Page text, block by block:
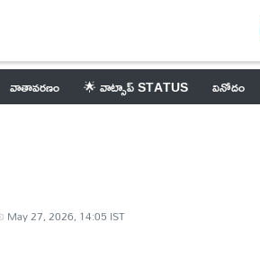
వాతావరణం 🌟 వాట్సాప్ STATUS వినోదం
May 27, 2026, 14:05 IST